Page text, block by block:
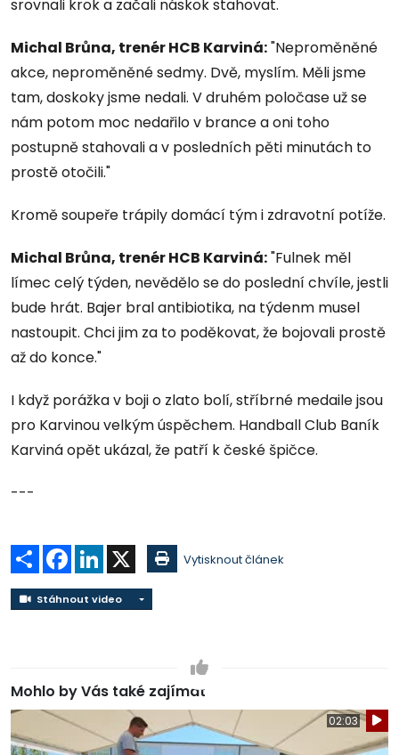
srovnali krok a začali náskok stahovat.
Michal Brůna, trenér HCB Karviná:"Neproměněné
akce, neproměněné sedmy. Dvě, myslím. Měli jsme
tam, doskoky jsme nedali. V druhém poločase už se
nám potom moc nedařilo v brance a oni toho
postupně stahovali a v posledních pěti minutách to
prostě otočili."
Kromě soupeře trápily domácí tým i zdravotní potíže.
Michal Brůna, trenér HCB Karviná:"Fulnek měl
límec celý týden, nevědělo se do poslední chvíle, jestli
bude hrát. Bajer bral antibiotika, na týdenm musel
nastoupit. Chci jim za to poděkovat, že bojovali prostě
až do konce."
I když porážka v boji o zlato bolí, stříbrné medaile jsou
pro Karvinou velkým úspěchem. Handball Club Baník
Karviná opět ukázal, že patří k české špičce.
---
Sdílet Facebook
LinkedIn Vytisknout článek
Stáhnout video Stáhnout video
Mohlo by Vás také zajímat
02:03